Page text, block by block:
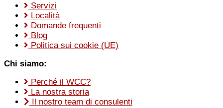
Servizi
Località
Domande frequenti
Blog
Politica sui cookie (UE)
Chi siamo:
Perché il WCC?
La nostra storia
Il nostro team di consulenti